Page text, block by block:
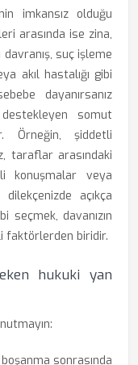
imkansız olduğu
arasında ise zina,
suç işleme
akıl hastalığı gibi
dayanırsanız
somut
Örneğin, şiddetli
taraflar arasındaki
konuşmalar veya
açıkça
seçmek, davanızın
faktörlerden biridir.
hukuki yan
sonrasında